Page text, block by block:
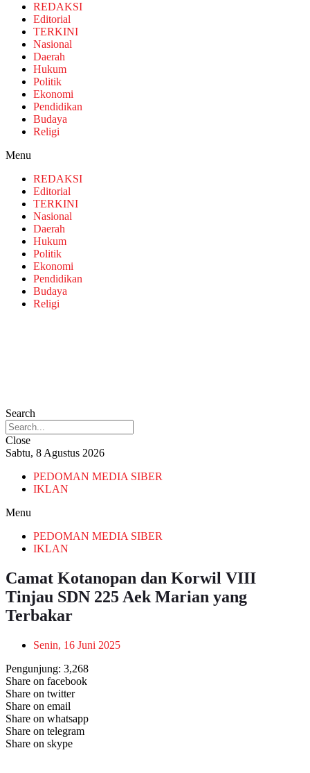
REDAKSI
Editorial
TERKINI
Nasional
Daerah
Hukum
Politik
Ekonomi
Pendidikan
Budaya
Religi
Menu
REDAKSI
Editorial
TERKINI
Nasional
Daerah
Hukum
Politik
Ekonomi
Pendidikan
Budaya
Religi
Search
Close
Sabtu, 8 Agustus 2026
PEDOMAN MEDIA SIBER
IKLAN
Menu
PEDOMAN MEDIA SIBER
IKLAN
Camat Kotanopan dan Korwil VIII
Tinjau SDN 225 Aek Marian yang
Terbakar
Senin, 16 Juni 2025
Pengunjung: 3,268
Share on facebook
Share on twitter
Share on email
Share on whatsapp
Share on telegram
Share on skype